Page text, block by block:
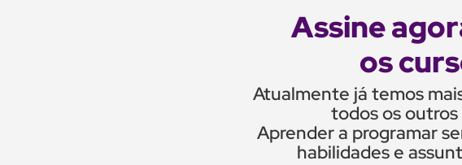
Assine
os
Atualmente já temos
todos os
Aprender a programar
habilidades e